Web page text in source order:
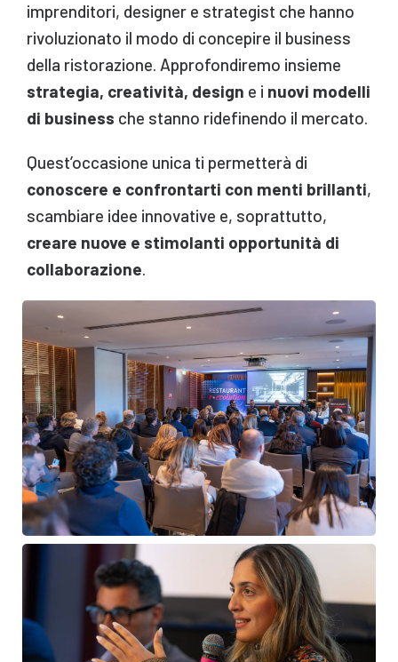
imprenditori, designer e strategist che hanno
rivoluzionato il modo di concepire il business
della ristorazione. Approfondiremo insieme
strategia, creatività, design e i nuovi modelli
di business che stanno ridefinendo il mercato.
Quest’occasione unica ti permetterà di
conoscere e confrontarti con menti brillanti,
scambiare idee innovative e, soprattutto,
creare nuove e stimolanti opportunità di
collaborazione.